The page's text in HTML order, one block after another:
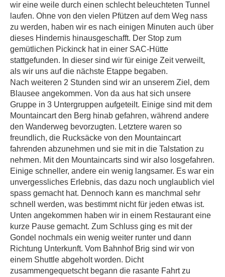
wir eine weile durch einen schlecht beleuchteten Tunnel
laufen. Ohne von den vielen Pfützen auf dem Weg nass
zu werden, haben wir es nach einigen Minuten auch über
dieses Hindernis hinausgeschafft. Der Stop zum
gemütlichen Pickinck hat in einer SAC-Hütte
stattgefunden. In dieser sind wir für einige Zeit verweilt,
als wir uns auf die nächste Etappe begaben.
Nach weiteren 2 Stunden sind wir an unserem Ziel, dem
Blausee angekommen. Von da aus hat sich unsere
Gruppe in 3 Untergruppen aufgeteilt. Einige sind mit dem
Mountaincart den Berg hinab gefahren, während andere
den Wanderweg bevorzugten. Letztere waren so
freundlich, die Rucksäcke von den Mountaincart
fahrenden abzunehmen und sie mit in die Talstation zu
nehmen. Mit den Mountaincarts sind wir also losgefahren.
Einige schneller, andere ein wenig langsamer. Es war ein
unvergessliches Erlebnis, das dazu noch unglaublich viel
spass gemacht hat. Dennoch kann es manchmal sehr
schnell werden, was bestimmt nicht für jeden etwas ist.
Unten angekommen haben wir in einem Restaurant eine
kurze Pause gemacht. Zum Schluss ging es mit der
Gondel nochmals ein wenig weiter runter und dann
Richtung Unterkunft. Vom Bahnhof Brig sind wir von
einem Shuttle abgeholt worden. Dicht
zusammengequetscht begann die rasante Fahrt zu